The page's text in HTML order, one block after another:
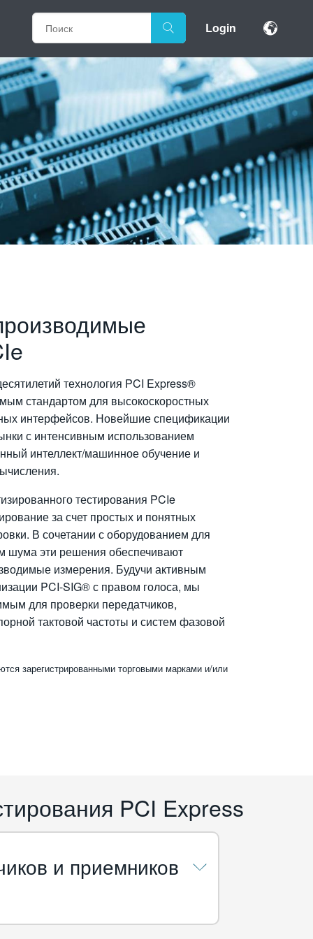
Login
технология PCI Express®
стандартом для высокоскоростных
интерфейсов. Новейшие спецификации
с интенсивным использованием
интеллект/машинное обучение и
тестирования PCIe
за счет простых и понятных
В сочетании с оборудованием для
шума эти решения обеспечивают
измерения. Будучи активным
PCI-SIG® с правом голоса, мы
для проверки передатчиков,
тактовой частоты и систем фазовой
зарегистрированными торговыми марками и/или
PCI Express
и приемников